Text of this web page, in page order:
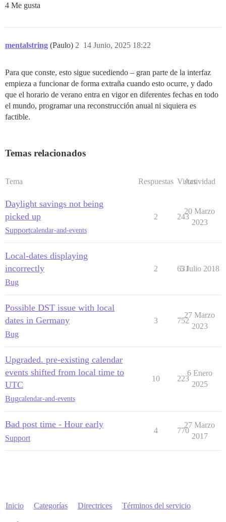
4 Me gusta
mentalstring (Paulo) 14 Junio, 2025 18:22
2
Para que conste, esto sigue sucediendo – gran parte de la interfaz
empieza a funcionar de forma extraña cuando esto ocurre, y dado
que el horario de verano entra en vigor en diferentes fechas en todo
el mundo, programar una reconstrucción anual ni siquiera es
factible.
Temas relacionados
Tema Respuestas Vistas
Actividad
Daylight savings not being
picked up
Supportcalendar-and-events
2 243
20 Marzo
2023
Local-dates displaying
incorrectly
Bug
2 631
5 Julio 2018
Possible DST issue with local
dates in Germany
Bug
3 752
27 Marzo
2023
Upgraded. pre-existing calendar
events shifted from local time to
UTC
Bugcalendar-and-events
10 223
6 Enero
2025
Bad post time - Hour early
Support
4 770
27 Marzo
2017
Inicio Categorías Directrices Términos del servicio